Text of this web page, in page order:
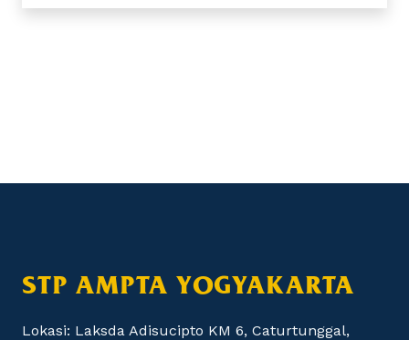
STP AMPTA YOGYAKARTA
Lokasi: Laksda Adisucipto KM 6, Caturtunggal,